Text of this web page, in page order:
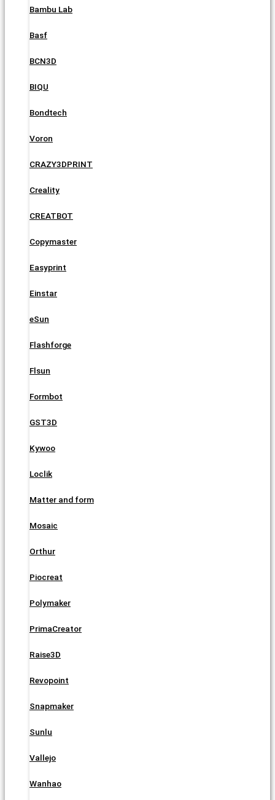
Bambu Lab
Basf
BCN3D
BIQU
Bondtech
Voron
CRAZY3DPRINT
Creality
CREATBOT
Copymaster
Easyprint
Einstar
eSun
Flashforge
Flsun
Formbot
GST3D
Kywoo
Loclik
Matter and form
Mosaic
Orthur
Piocreat
Polymaker
PrimaCreator
Raise3D
Revopoint
Snapmaker
Sunlu
Vallejo
Wanhao